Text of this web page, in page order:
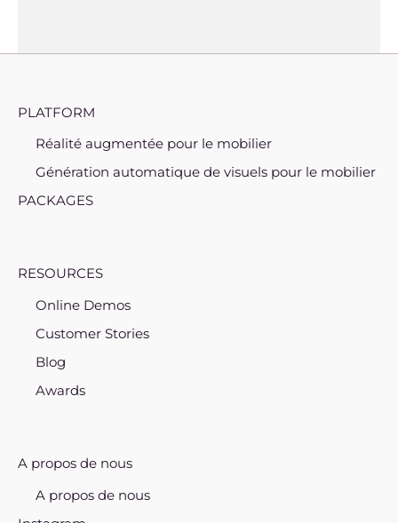
PLATFORM
Réalité augmentée pour le mobilier
Génération automatique de visuels pour le mobilier
PACKAGES
RESOURCES
Online Demos
Customer Stories
Blog
Awards
A propos de nous
A propos de nous